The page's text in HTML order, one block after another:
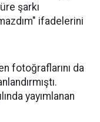
şarkı
ifadelerini
fotoğraflarını da
yayımlanan